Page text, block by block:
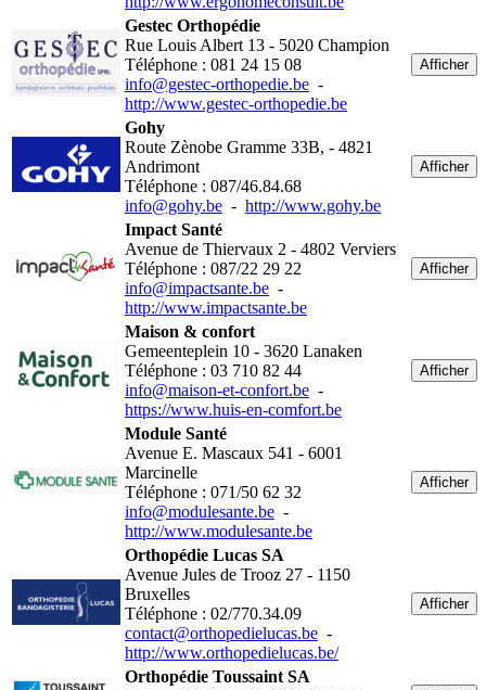
Gestec Orthopédie
Rue Louis Albert 13 - 5020 Champion
Téléphone : 081 24 15 08
info@gestec-orthopedie.be -
http://www.gestec-orthopedie.be
Afficher
Gohy
Route Zènobe Gramme 33B, - 4821
Andrimont
Téléphone : 087/46.84.68
info@gohy.be - http://www.gohy.be
Afficher
Impact Santé
Avenue de Thiervaux 2 - 4802 Verviers
Téléphone : 087/22 29 22
info@impactsante.be -
http://www.impactsante.be
Afficher
Maison & confort
Gemeenteplein 10 - 3620 Lanaken
Téléphone : 03 710 82 44
info@maison-et-confort.be -
https://www.huis-en-comfort.be
Afficher
Module Santé
Avenue E. Mascaux 541 - 6001
Marcinelle
Téléphone : 071/50 62 32
info@modulesante.be -
http://www.modulesante.be
Afficher
Orthopédie Lucas SA
Avenue Jules de Trooz 27 - 1150
Bruxelles
Téléphone : 02/770.34.09
contact@orthopedielucas.be -
http://www.orthopedielucas.be/
Afficher
Orthopédie Toussaint SA